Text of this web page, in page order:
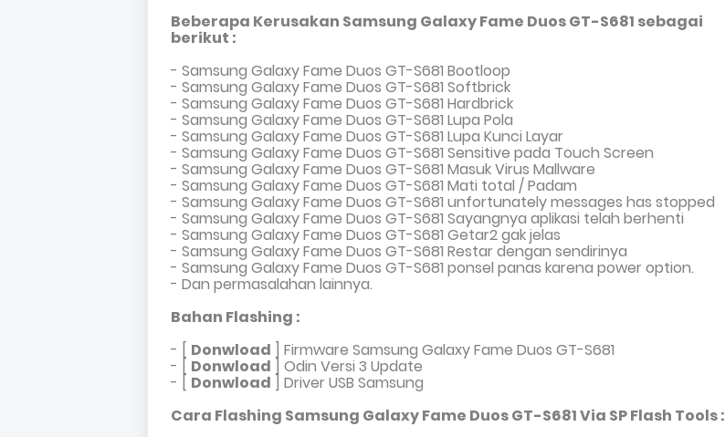
Beberapa Kerusakan Samsung Galaxy Fame Duos GT-S681 sebagai
berikut :
- Samsung Galaxy Fame Duos GT-S681 Bootloop
- Samsung Galaxy Fame Duos GT-S681 Softbrick
- Samsung Galaxy Fame Duos GT-S681 Hardbrick
- Samsung Galaxy Fame Duos GT-S681 Lupa Pola
- Samsung Galaxy Fame Duos GT-S681 Lupa Kunci Layar
- Samsung Galaxy Fame Duos GT-S681 Sensitive pada Touch Screen
- Samsung Galaxy Fame Duos GT-S681 Masuk Virus Mallware
- Samsung Galaxy Fame Duos GT-S681 Mati total / Padam
- Samsung Galaxy Fame Duos GT-S681 unfortunately messages has stopped
- Samsung Galaxy Fame Duos GT-S681 Sayangnya aplikasi telah berhenti
- Samsung Galaxy Fame Duos GT-S681 Getar2 gak jelas
- Samsung Galaxy Fame Duos GT-S681 Restar dengan sendirinya
- Samsung Galaxy Fame Duos GT-S681 ponsel panas karena power option.
- Dan permasalahan lainnya.
Bahan Flashing :
- [ Donwload ] Firmware Samsung Galaxy Fame Duos GT-S681
- [ Donwload ] Odin Versi 3 Update
- [ Donwload ] Driver USB Samsung
Cara Flashing Samsung Galaxy Fame Duos GT-S681 Via SP Flash Tools :